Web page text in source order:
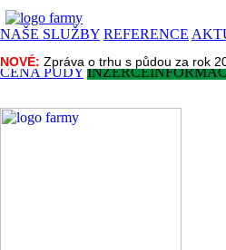
NAŠE SLUŽBY REFERENCE
NOVÉ: Zpráva o trhu s půdou za rok
CENA PŮDY INZERCE
NOVÉ: Zpráva o trhu s půdou za rok